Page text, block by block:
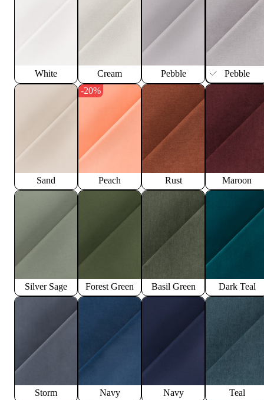
White Cream Pebble Pebble
Sand
-20%
Peach Rust Maroon
Silver Sage Forest Green Basil Green Dark Teal
Storm Navy Navy Teal